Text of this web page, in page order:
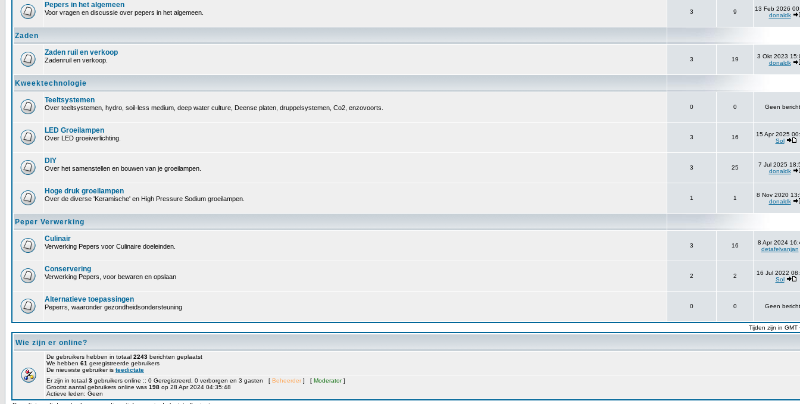
Pepers in het algemeen
Voor vragen en discussie over pepers in het algemeen. 3 9
13 Feb 2026
donaldk
Zaden
Zaden ruil en verkoop
Zadenruil en verkoop. 3 19
3 Okt 2023
donaldk
Kweektechnologie
Teeltsystemen
Over teeltsystemen, hydro, soil-less medium, deep water culture, Deense platen, druppelsystemen, Co2, enzovoorts. 0 0 Geen
LED Groeilampen
Over LED groeiverlichting. 3 16
15 Apr 2025
Sol
DIY
Over het samenstellen en bouwen van je groeilampen. 3 25
7 Jul 2025
donaldk
Hoge druk groeilampen
Over de diverse 'Keramische' en High Pressure Sodium groeilampen. 1 1
8 Nov 2020
donaldk
Peper Verwerking
Culinair
Verwerking Pepers voor Culinaire doeleinden. 3 16
8 Apr 2024
detafelvanjan
Conservering
Verwerking Pepers, voor bewaren en opslaan 2 2
16 Jul 2022
Sol
Alternatieve toepassingen
Peperrs, waaronder gezondheidsondersteuning 0 0 Geen
Tijden zijn in GMT
Wie zijn er online?
De gebruikers hebben in totaal 2243 berichten geplaatst
We hebben 61 geregistreerde gebruikers
De nieuwste gebruiker is teedictate
Er zijn in totaal 3 gebruikers online :: 0 Geregistreerd, 0 verborgen en 3 gasten [ Beheerder ] [ Moderator]
Grootst aantal gebruikers online was 198 op 28 Apr 2024 04:35:48
Actieve leden: Geen